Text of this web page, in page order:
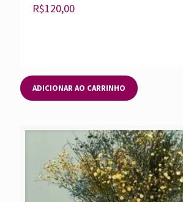
R$120,00
ADICIONAR AO CARRINHO